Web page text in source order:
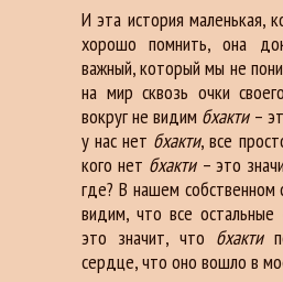
И эта история маленькая,
хорошо помнить, она
важный, который мы не
на мир сквозь очки
вокруг не видим бхакти–
у нас нет бхакти, все
кого нет бхакти– это
где? В нашем
видим, что все
это значит, что бхакти
сердце, что оно вошло в